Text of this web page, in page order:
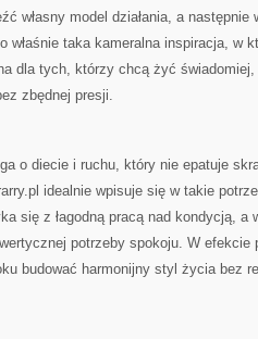
własny model działania, a następnie
właśnie taka kameralna inspiracja, w
dla tych, którzy chcą żyć
zbędnej presji.
o diecie i ruchu, który nie epatuje
idealnie wpisuje się w takie
się z łagodną pracą nad kondycją, a
potrzeby spokoju. W efekcie
budować harmonijny styl życia bez